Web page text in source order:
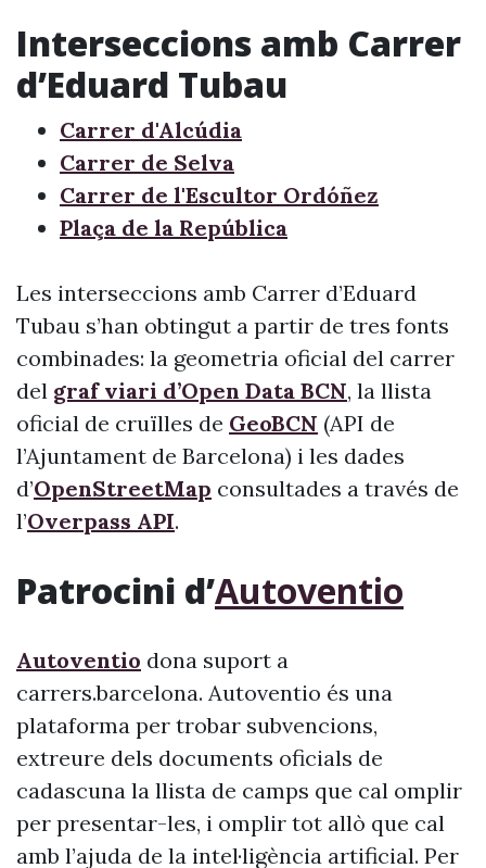
Interseccions amb Carrer
d’Eduard Tubau
Carrer d'Alcúdia
Carrer de Selva
Carrer de l'Escultor Ordóñez
Plaça de la República
Les interseccions amb Carrer d’Eduard
Tubau s’han obtingut a partir de tres fonts
combinades: la geometria oficial del carrer
del graf viari d’Open Data BCN, la llista
oficial de cruïlles de GeoBCN (API de
l’Ajuntament de Barcelona) i les dades
d’OpenStreetMap consultades a través de
l’Overpass API.
Patrocini d’Autoventio
Autoventio dona suport a
carrers.barcelona. Autoventio és una
plataforma per trobar subvencions,
extreure dels documents oficials de
cadascuna la llista de camps que cal omplir
per presentar-les, i omplir tot allò que cal
amb l’ajuda de la intel·ligència artificial. Per